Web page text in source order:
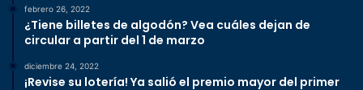
febrero 26, 2022
¿Tiene billetes de algodón? Vea cuáles dejan de
circular a partir del 1 de marzo
diciembre 24, 2022
¡Revise su lotería! Ya salió el premio mayor del primer